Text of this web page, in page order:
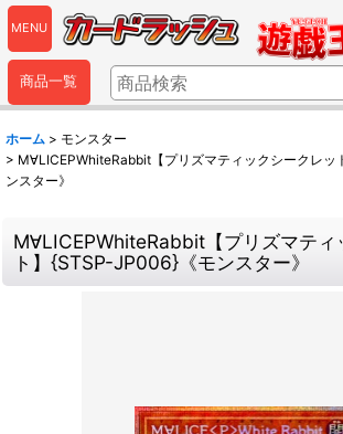
MENU
商品一覧
ホーム > モンスター
> M∀LICEPWhiteRabbit【プリズマティックシークレッ
ンスター》
M∀LICEPWhiteRabbit【プリズマティ
ト】{STSP-JP006}《モンスター》